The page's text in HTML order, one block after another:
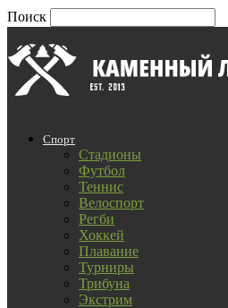
Поиск
Спорт
Стадионы
Футбол
Теннис
Велоспорт
Регби
Хоккей
Плавание
Турниры
Трибуна
Экстрим